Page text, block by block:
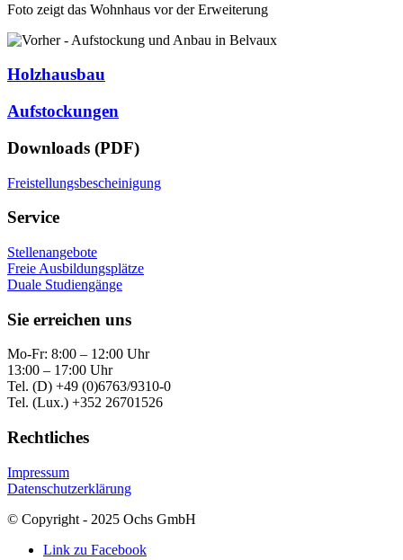
Foto zeigt das Wohnhaus vor der Erweiterung
Holzhausbau
Aufstockungen
Downloads (PDF)
Freistellungsbescheinigung
Service
Stellenangebote
Freie Ausbildungsplätze
Duale Studiengänge
Sie erreichen uns
Mo-Fr: 8:00 – 12:00 Uhr
13:00 – 17:00 Uhr
Tel. (D) +49 (0)6763/9310-0
Tel. (Lux.) +352 26701526
Rechtliches
Impressum
Datenschutzerklärung
© Copyright - 2025 Ochs GmbH
Link zu Facebook